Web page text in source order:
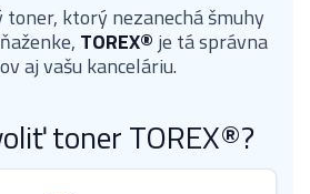
ktorý nezanechá šmuhy
TOREX® je tá správna
aj vašu kanceláriu.
toner TOREX®?